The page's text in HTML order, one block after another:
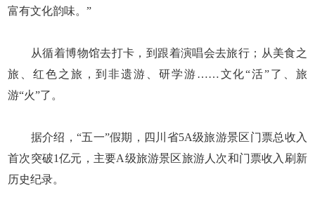
富有文化韵味。”
从循着博物馆去打卡，到跟着演唱会去旅行；从美食之
旅、红色之旅，到非遗游、研学游……文化“活”了、旅
游“火”了。
据介绍，“五一”假期，四川省5A级旅游景区门票总收入
首次突破1亿元，主要A级旅游景区旅游人次和门票收入刷新
历史纪录。